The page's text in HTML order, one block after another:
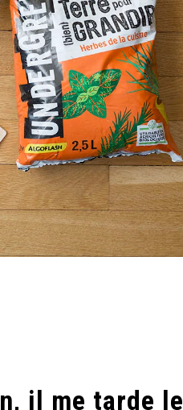
il me tarde le